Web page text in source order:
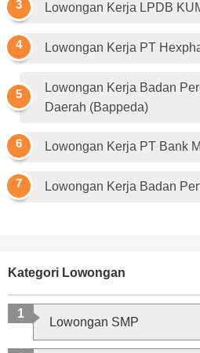
Lowongan Kerja LPDB
Lowongan Kerja PT
Lowongan Kerja Badan
Daerah (Bappeda)
Lowongan Kerja PT Bank
Lowongan Kerja Badan
Kategori Lowongan
Lowongan SMP